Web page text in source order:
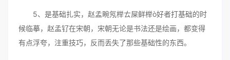
5、是基础扎实，赵孟畹氖榉ㄊ屎鲜榉ò好者打基础的时
候临摹，赵孟钌在宋朝，宋朝无论是书法还是绘画，都变得
有点浮夸，注重技巧，反而丢失了那些基础性的东西。